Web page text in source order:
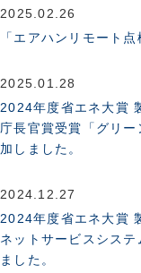
2025.02.26
「エアハンリモート
2025.01.28
2024年度省エネ大賞
庁長官賞受賞「グリ
加しました。
2024.12.27
2024年度省エネ大賞
ネットサービスシス
ました。